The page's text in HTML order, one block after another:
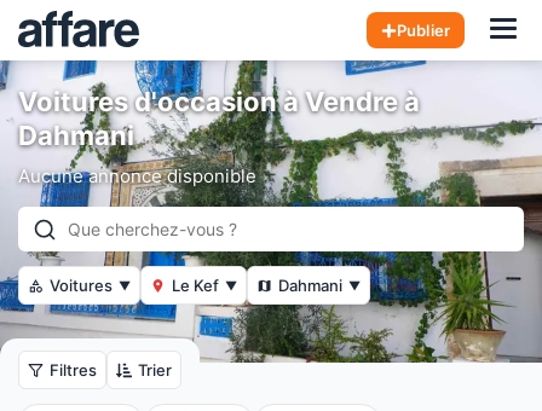
Publier
Voitures d'occasion à Vendre à
Dahmani
Aucune annonce disponible
Voitures ▼ Le Kef ▼ Dahmani ▼
Filtres Trier